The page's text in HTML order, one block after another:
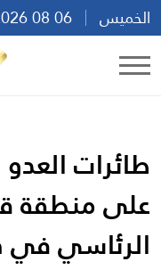
الخميس
05:52
طائرات
على منطقة
الرئاسي